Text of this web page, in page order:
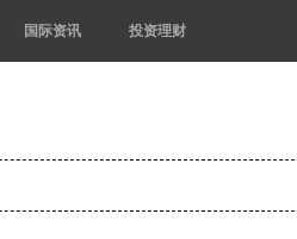
国际资讯 投资理财